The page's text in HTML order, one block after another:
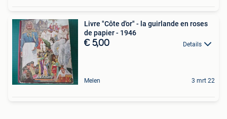
Livre "Côte d'or" - la guirlande en roses
de papier - 1946
€ 5,00 Details
Melen 3 mrt 22